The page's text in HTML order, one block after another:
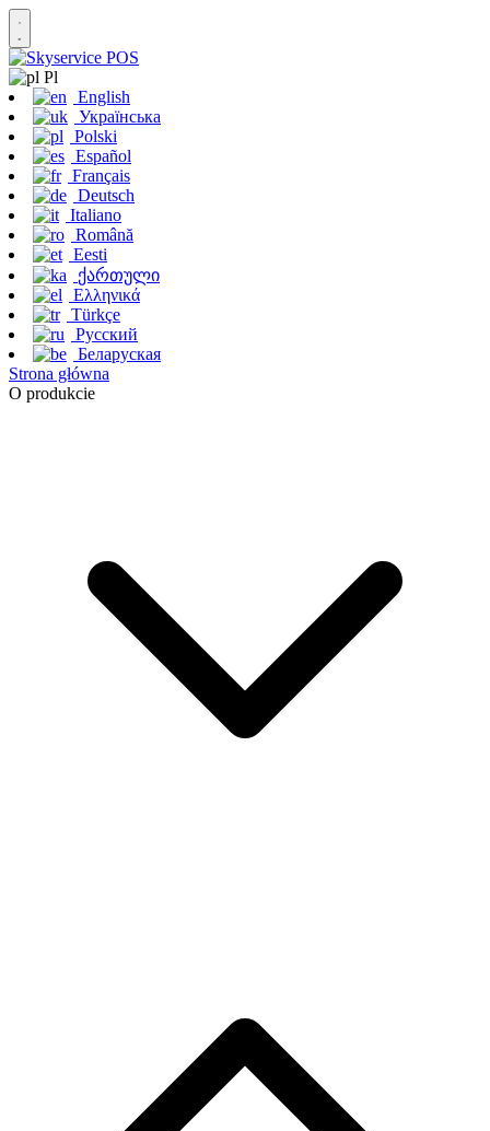
Pl
English
Українська
Polski
Español
Français
Deutsch
Italiano
Română
Eesti
ქართული
Ελληνικά
Türkçe
Русский
Беларуская
Strona główna
O produkcie